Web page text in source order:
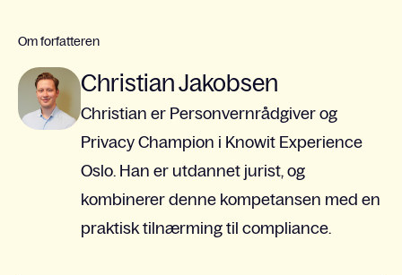
Om forfatteren
Christian Jakobsen
Christian er Personvernrådgiver og
Privacy Champion i Knowit Experience
Oslo. Han er utdannet jurist, og
kombinerer denne kompetansen med en
praktisk tilnærming til compliance.